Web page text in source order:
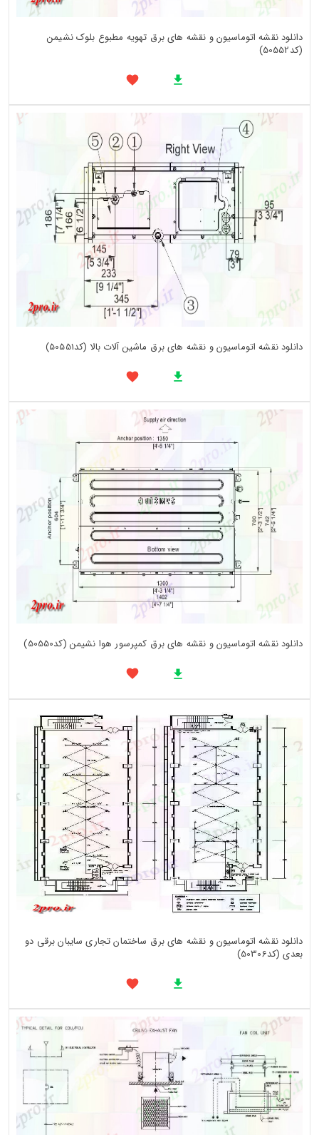
دانلود نقشه اتوماسیون و نقشه های برق تهویه مطبوع بلوک نشیمن
(کد50552)
دانلود نقشه اتوماسیون و نقشه های برق ماشین آلات بالا (کد50551)
دانلود نقشه اتوماسیون و نقشه های برق کمپرسور هوا نشیمن (کد50550)
دانلود نقشه اتوماسیون و نقشه های برق ساختمان تجاری سایبان برقی دو
بعدی (کد50306)